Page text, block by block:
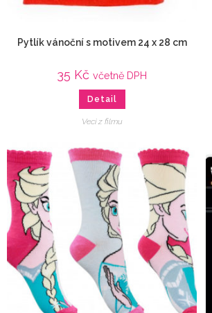
Pytlík vánoční s motivem 24 x 28 cm
35 Kč včetně DPH
Detail
Veci z filmu